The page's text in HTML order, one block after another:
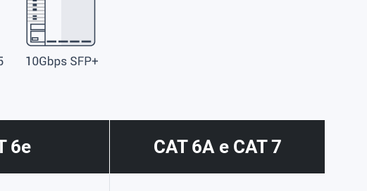
6e CAT 6A e CAT 7